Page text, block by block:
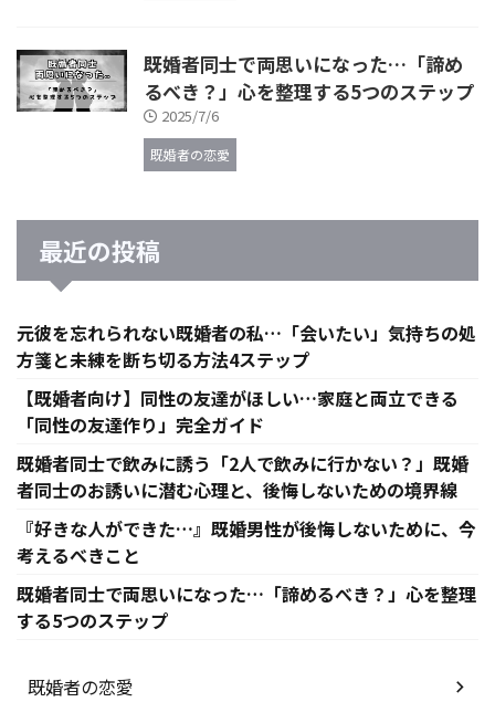
既婚者同士で両思いになった…「諦め
るべき？」心を整理する5つのステップ
2025/7/6
既婚者の恋愛
最近の投稿
元彼を忘れられない既婚者の私…「会いたい」気持ちの処
方箋と未練を断ち切る方法4ステップ
【既婚者向け】同性の友達がほしい…家庭と両立できる
「同性の友達作り」完全ガイド
既婚者同士で飲みに誘う「2人で飲みに行かない？」既婚
者同士のお誘いに潜む心理と、後悔しないための境界線
『好きな人ができた…』既婚男性が後悔しないために、今
考えるべきこと
既婚者同士で両思いになった…「諦めるべき？」心を整理
する5つのステップ
既婚者の恋愛